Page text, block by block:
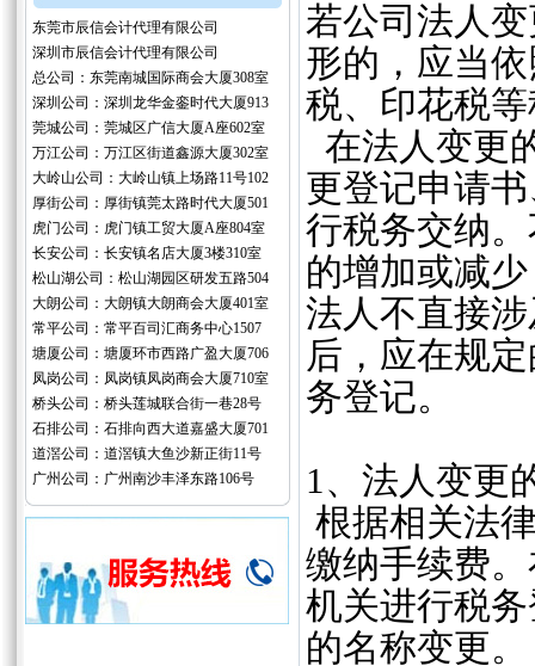
东莞市辰信会计代理有限公司
深圳市辰信会计代理有限公司
总公司：东莞南城国际商会大厦308室
深圳公司：深圳龙华金銮时代大厦913
莞城公司：莞城区广信大厦A座602室
万江公司：万江区街道鑫源大厦302室
大岭山公司：大岭山镇上场路11号102
厚街公司：厚街镇莞太路时代大厦501
虎门公司：虎门镇工贸大厦A座804室
长安公司：长安镇名店大厦3楼310室
松山湖公司：松山湖园区研发五路504
大朗公司：大朗镇大朗商会大厦401室
常平公司：常平百司汇商务中心1507
塘厦公司：塘厦环市西路广盈大厦706
凤岗公司：凤岗镇凤岗商会大厦710室
桥头公司：桥头莲城联合街一巷28号
石排公司：石排向西大道嘉盛大厦701
道滘公司：道滘镇大鱼沙新正街11号
广州公司：广州南沙丰泽东路106号
若公司法人
形的，应当
税、印花税
在法人变更
更登记申请
行税务交纳
的增加或减
法人不直接
后，应在规
务登记。
1、法人变更
根据相关法
缴纳手续费
机关进行税
的名称变更。